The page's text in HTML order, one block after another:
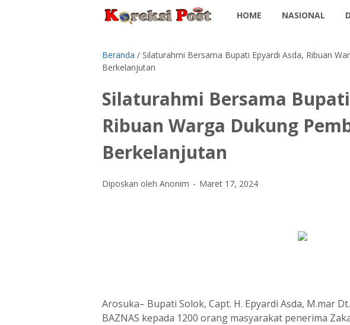
HOME NASIONAL
Beranda / Silaturahmi Bersama Bupati Epyardi Asda, Ribuan
Berkelanjutan
Silaturahmi Bersama
Ribuan Warga Dukung
Berkelanjutan
Diposkan oleh Anonim Maret 17, 2024
Arosuka– Bupati Solok, Capt. H. Epyardi Asda, M.mar
BAZNAS kepada 1200 orang masyarakat penerima